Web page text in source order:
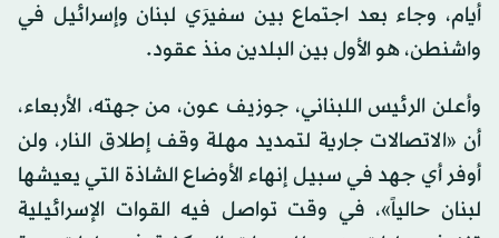
أيام، وجاء بعد اجتماع بين سفيرَي لبنان وإسرائيل في
واشنطن، هو الأول بين البلدين منذ عقود.
وأعلن الرئيس اللبناني، جوزيف عون، من جهته، الأربعاء،
أن «الاتصالات جارية لتمديد مهلة وقف إطلاق النار، ولن
أوفر أي جهد في سبيل إنهاء الأوضاع الشاذة التي يعيشها
لبنان حالياً»، في وقت تواصل فيه القوات الإسرائيلية